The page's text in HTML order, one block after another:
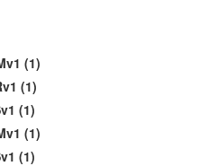
(1)
(1)
(1)
(1)
(1)